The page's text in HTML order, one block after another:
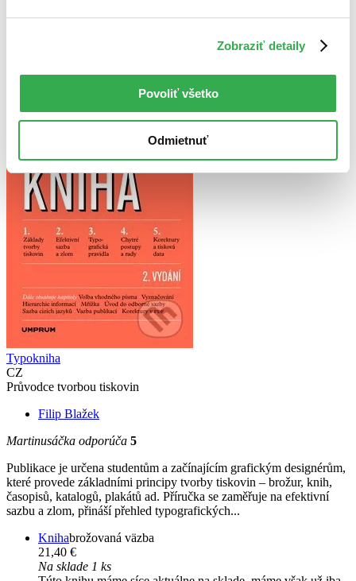
Zobraziť detaily
Povoliť všetko
Odmietnuť
Typokniha
CZ
Průvodce tvorbou tiskovin
Filip Blažek
Martinusáčka odporúča 5
Publikace je určena studentům a začínajícím grafickým designérům,
které provede základními principy tvorby tiskovin – brožur, knih,
časopisů, katalogů, plakátů ad. Příručka se zaměřuje na efektivní
sazbu a zlom, přináší přehled typografických...
Knihabrožovaná väzba
21,40 €
Na sklade 1 ks